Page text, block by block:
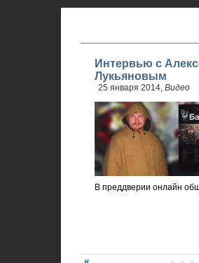
Интервью с
Лукьяновым
25 января 2014, Видео
В преддверии онлайн